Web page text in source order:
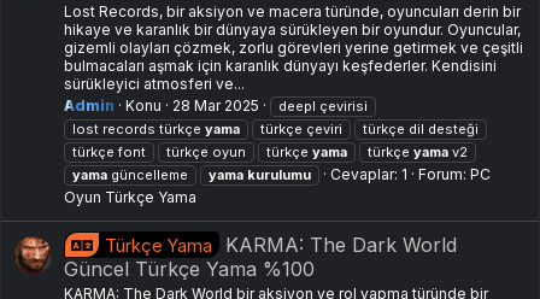
Lost Records, bir aksiyon ve macera türünde, oyuncuları derin bir
hikaye ve karanlık bir dünyaya sürükleyen bir oyundur. Oyuncular,
gizemli olayları çözmek, zorlu görevleri yerine getirmek ve çeşitli
bulmacaları aşmak için karanlık dünyayı keşfederler. Kendisini
sürükleyici atmosferi ve...
Admin
Konu 28 Mar 2025
deepl çevirisi
lost records türkçe yama türkçe çeviri
türkçe dil desteği
türkçe font
türkçe oyun türkçe yama türkçe yama v2
yama güncelleme yama kurulumu Cevaplar: 1 Forum: PC
Oyun Türkçe Yama
Türkçe Yama
KARMA: The Dark World
Güncel Türkçe Yama %100
KARMA: The Dark World bir aksiyon ve rol yapma türünde bir